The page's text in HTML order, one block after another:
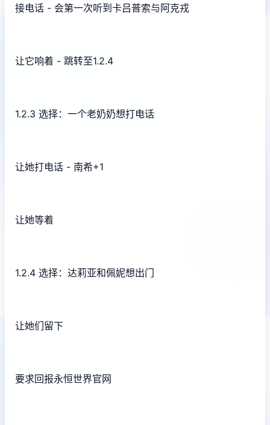
接电话 - 会第一次听到卡吕普索与阿克戎
让它响着 - 跳转至1.2.4
1.2.3 选择：一个老奶奶想打电话
让她打电话 - 南希+1
让她等着
1.2.4 选择：达莉亚和佩妮想出门
让她们留下
要求回报永恒世界官网